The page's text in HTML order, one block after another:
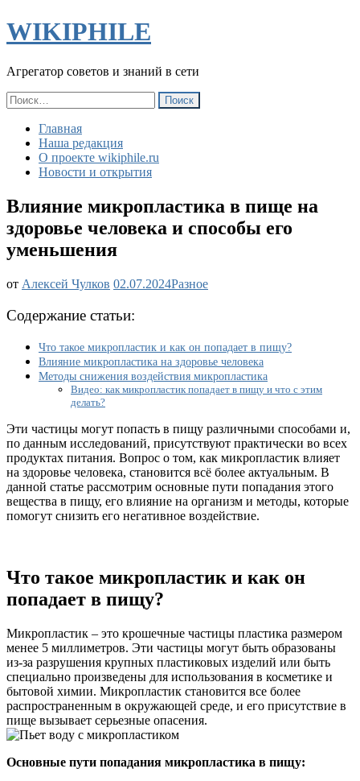
WIKIPHILE
Агрегатор советов и знаний в сети
Найти:
Главная
Наша редакция
О проекте wikiphile.ru
Новости и открытия
Влияние микропластика в пище на
здоровье человека и способы его
уменьшения
от Алексей Чулков 02.07.2024Влияние
здоровье
человека
и
способы
уменьшения
Разное
Содержание статьи:
Что такое микропластик и как он попадает в пищу?
Влияние микропластика на здоровье человека
Методы снижения воздействия микропластика
Видео: как микропластик попадает в пищу и что с этим
делать?
Эти частицы могут попасть в пищу различными способами и,
по данным исследований, присутствуют практически во всех
продуктах питания. Вопрос о том, как микропластик влияет
на здоровье человека, становится всё более актуальным. В
данной статье рассмотрим основные пути попадания этого
вещества в пищу, его влияние на организм и методы, которые
помогут снизить его негативное воздействие.
Что такое микропластик и как он
попадает в пищу?
Микропластик – это крошечные частицы пластика размером
менее 5 миллиметров. Эти частицы могут быть образованы
из-за разрушения крупных пластиковых изделий или быть
специально произведены для использования в косметике и
бытовой химии. Микропластик становится все более
распространенным в окружающей среде, и его присутствие в
пище вызывает серьезные опасения.
Основные пути попадания микропластика в пищу: